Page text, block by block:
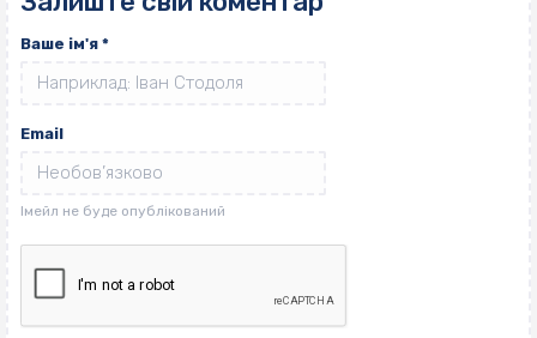
Ваше ім'я *
Email